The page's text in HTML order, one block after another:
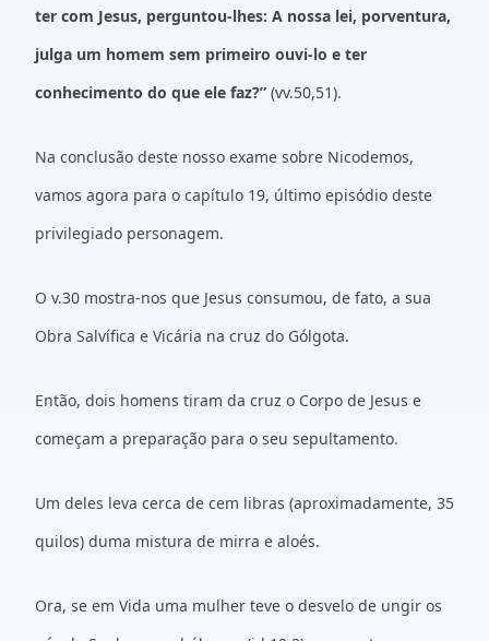
ter com Jesus, perguntou-lhes: A nossa lei, porventura,
julga um homem sem primeiro ouvi-lo e ter
conhecimento do que ele faz?” (vv.50,51).
Na conclusão deste nosso exame sobre Nicodemos,
vamos agora para o capítulo 19, último episódio deste
privilegiado personagem.
O v.30 mostra-nos que Jesus consumou, de fato, a sua
Obra Salvífica e Vicária na cruz do Gólgota.
Então, dois homens tiram da cruz o Corpo de Jesus e
começam a preparação para o seu sepultamento.
Um deles leva cerca de cem libras (aproximadamente, 35
quilos) duma mistura de mirra e aloés.
Ora, se em Vida uma mulher teve o desvelo de ungir os